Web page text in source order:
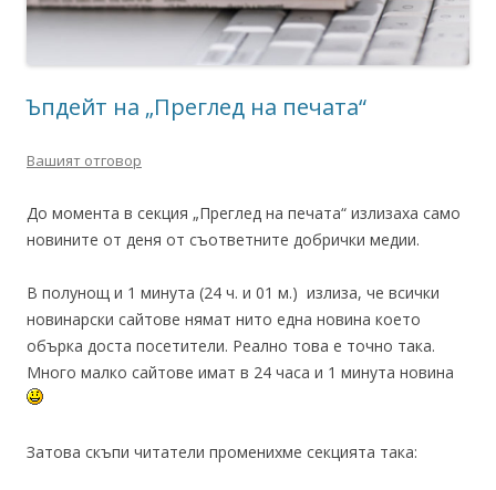
Ъпдейт на „Преглед на печата“
Вашият отговор
До момента в секция „Преглед на печата“ излизаха само
новините от деня от съответните добрички медии.
В полунощ и 1 минута (24 ч. и 01 м.) излиза, че всички
новинарски сайтове нямат нито една новина което
обърка доста посетители. Реално това е точно така.
Много малко сайтове имат в 24 часа и 1 минута новина
Затова скъпи читатели променихме секцията така: